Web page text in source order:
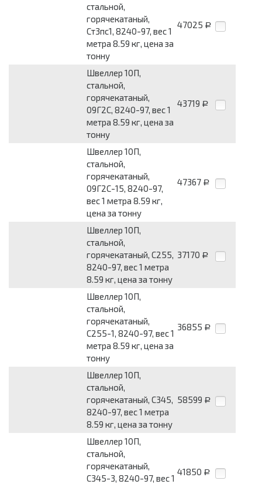
стальной,
горячекатаный,
Ст3пс1, 8240-97, вес 1
метра 8.59 кг, цена за
тонну
47025 Р
Швеллер 10П,
стальной,
горячекатаный,
09Г2С, 8240-97, вес 1
метра 8.59 кг, цена за
тонну
43719 Р
Швеллер 10П,
стальной,
горячекатаный,
09Г2С-15, 8240-97,
вес 1 метра 8.59 кг,
цена за тонну
47367 Р
Швеллер 10П,
стальной,
горячекатаный, С255,
8240-97, вес 1 метра
8.59 кг, цена за тонну
37170 Р
Швеллер 10П,
стальной,
горячекатаный,
С255-1, 8240-97, вес 1
метра 8.59 кг, цена за
тонну
36855 Р
Швеллер 10П,
стальной,
горячекатаный, С345,
8240-97, вес 1 метра
8.59 кг, цена за тонну
58599 Р
Швеллер 10П,
стальной,
горячекатаный,
С345-3, 8240-97, вес 1
41850 Р